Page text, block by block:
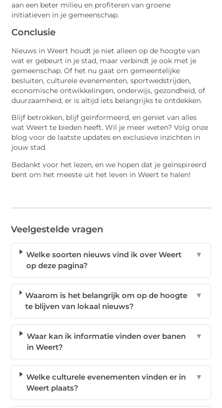
aan een beter milieu en profiteren van groene
initiatieven in je gemeenschap.
Conclusie
Nieuws in Weert houdt je niet alleen op de hoogte van
wat er gebeurt in je stad, maar verbindt je ook met je
gemeenschap. Of het nu gaat om gemeentelijke
besluiten, culturele evenementen, sportwedstrijden,
economische ontwikkelingen, onderwijs, gezondheid, of
duurzaamheid, er is altijd iets belangrijks te ontdekken.
Blijf betrokken, blijf geïnformeerd, en geniet van alles
wat Weert te bieden heeft. Wil je meer weten? Volg onze
blog voor de laatste updates en exclusieve inzichten in
jouw stad.
Bedankt voor het lezen, en we hopen dat je geïnspireerd
bent om het meeste uit het leven in Weert te halen!
Veelgestelde vragen
Welke soorten nieuws vind ik over Weert
op deze pagina?
▼
Waarom is het belangrijk om op de hoogte
te blijven van lokaal nieuws?
▼
Waar kan ik informatie vinden over banen
in Weert?
▼
Welke culturele evenementen vinden er in
Weert plaats?
▼